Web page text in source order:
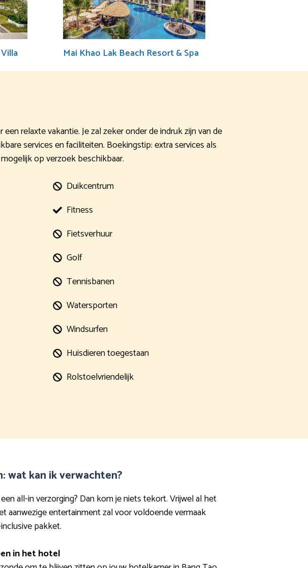
Mai Khao Lak Beach Resort & Spa
relaxte vakantie. Je zal zeker onder de indruk zijn van de
services en faciliteiten. Boekingstip: extra services als
op verzoek beschikbaar.
Duikcentrum
Fitness
Fietsverhuur
Golf
Tennisbanen
Watersporten
Windsurfen
Huisdieren toegestaan
Rolstoelvriendelijk
wat kan ik verwachten?
all-in verzorging? Dan kom je niets tekort. Vrijwel al het
aanwezige entertainment zal voor voldoende vermaak
pakket.
in het hotel